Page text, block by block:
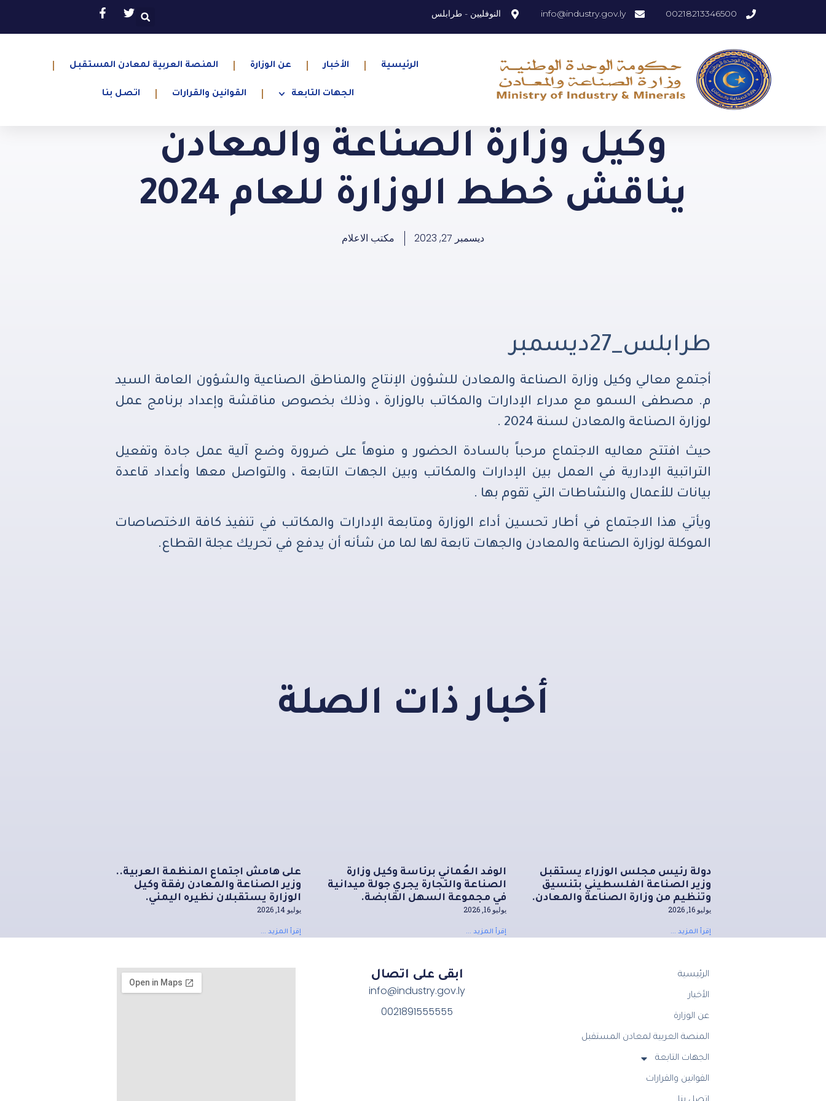
00218213346500
info@industry.gov.ly النوفليين - طرابلس
الرئيسية الأخبار عن الوزارة المنصة العربية لمعادن المستقبل
الجهات التابعة القوانين والقرارات اتصل بنا
وكيل وزارة الصناعة والمعادن
يناقش خطط الوزارة للعام 2024
ديسمبر 27, 2023 مكتب الاعلام
طرابلس_27ديسمبر
أجتمع معالي وكيل وزارة الصناعة والمعادن للشؤون الإنتاج والمناطق الصناعية والشؤون العامة السيد
م. مصطفى السمو مع مدراء الإدارات والمكاتب بالوزارة ، وذلك بخصوص مناقشة وإعداد برنامج عمل
لوزارة الصناعة والمعادن لسنة 2024 .
حيث افتتح معاليه الاجتماع مرحباً بالسادة الحضور و منوهاً على ضرورة وضع آلية عمل جادة وتفعيل
التراتبية الإدارية في العمل بين الإدارات والمكاتب وبين الجهات التابعة ، والتواصل معها وأعداد قاعدة
بيانات للأعمال والنشاطات التي تقوم بها .
ويأتي هذا الاجتماع في أطار تحسين أداء الوزارة ومتابعة الإدارات والمكاتب في تنفيذ كافة الاختصاصات
الموكلة لوزارة الصناعة والمعادن والجهات تابعة لها لما من شأنه أن يدفع في تحريك عجلة القطاع.
أخبار ذات الصلة
دولة رئيس مجلس الوزراء يستقبل
وزير الصناعة الفلسطيني بتنسيق
وتنظيم من وزارة الصناعة والمعادن.
يوليو 16, 2026
إقرأ المزيد ...
الوفد العُماني برئاسة وكيل وزارة
الصناعة والتجارة يجري جولة ميدانية
في مجموعة السهل القابضة.
يوليو 16, 2026
إقرأ المزيد ...
على هامش اجتماع المنظمة العربية..
وزير الصناعة والمعادن رفقة وكيل
الوزارة يستقبلان نظيره اليمني.
يوليو 14, 2026
إقرأ المزيد ...
الرئيسية
الأخبار
عن الوزارة
المنصة العربية لمعادن المستقبل
الجهات التابعة
القوانين والقرارات
ابقى على اتصال
info@industry.gov.ly
0021891555555